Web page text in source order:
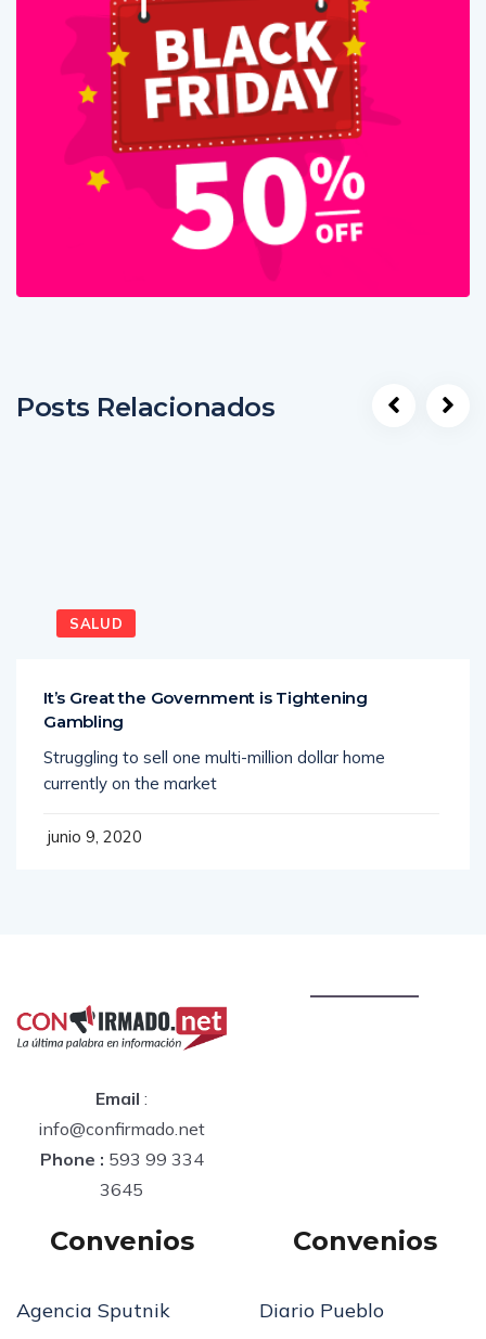
Posts Relacionados
SALUD
It’s Great the Government is Tightening
Gambling
Struggling to sell one multi-million dollar home
currently on the market
junio 9, 2020
Email :
info@confirmado.net
Phone : 593 99 334
3645
Convenios
Agencia Sputnik
Convenios
Diario Pueblo